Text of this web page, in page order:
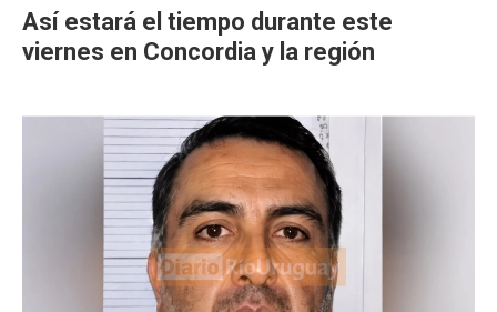
Así estará el tiempo durante este
viernes en Concordia y la región